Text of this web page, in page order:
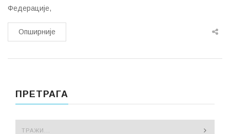
Федерације,
Опширније
ПРЕТРАГА